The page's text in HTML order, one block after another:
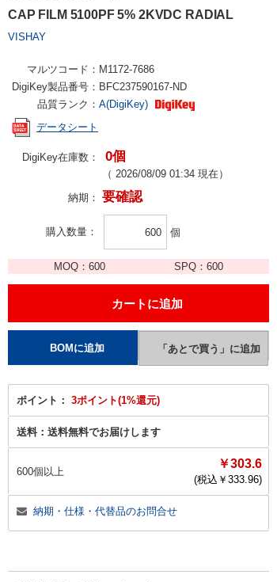
CAP FILM 5100PF 5% 2KVDC RADIAL
VISHAY
マルツコード： M1172-7686
DigiKey製品番号： BFC237590167-ND
品質ランク： A(DigiKey)
データシート
DigiKey在庫数： 0個
（ 2026/08/09 01:34 現在）
納期： 要確認
購入数量 個
MOQ：600 SPQ： 600
ポイント： 3ポイント(1%還元)
送料： 送料無料でお届けします
600個以上
￥303.6
(税込￥ 333.96)
納期・仕様・代替品のお問合せ